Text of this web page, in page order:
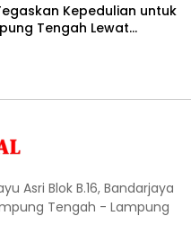
Kepedulian untuk
Tengah Lewat
Disabilitas
Asri Blok B.16, Bandarjaya
Tengah - Lampung